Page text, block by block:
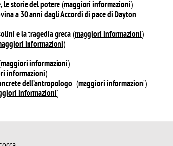
le storie del potere(maggiori informazioni)
a 30 anni dagli Accordi di pace di Dayton
e la tragedia greca(maggiori informazioni)
informazioni)
maggiori informazioni)
informazioni)
dell’antropologo (maggiori informazioni)
informazioni)